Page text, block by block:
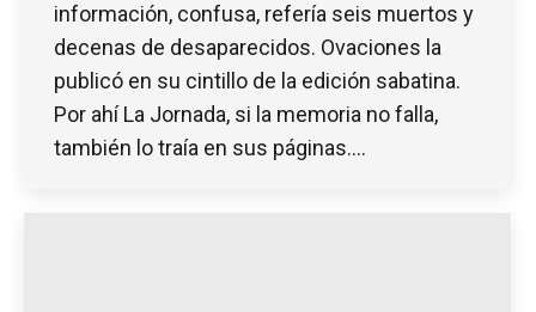
información, confusa, refería seis muertos y
decenas de desaparecidos. Ovaciones la
publicó en su cintillo de la edición sabatina.
Por ahí La Jornada, si la memoria no falla,
también lo traía en sus páginas.…